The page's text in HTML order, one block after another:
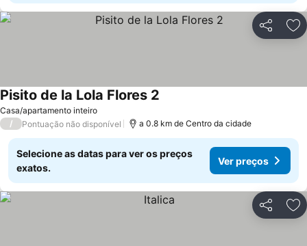
Partilhar
Casa/apartamento inteiro
Pisito de la Lola Flores 2
/ Pontuação não disponível a 0.8 km de Centro da cidade
Selecione as datas para ver os preços
exatos.
Ver preços
Partilhar